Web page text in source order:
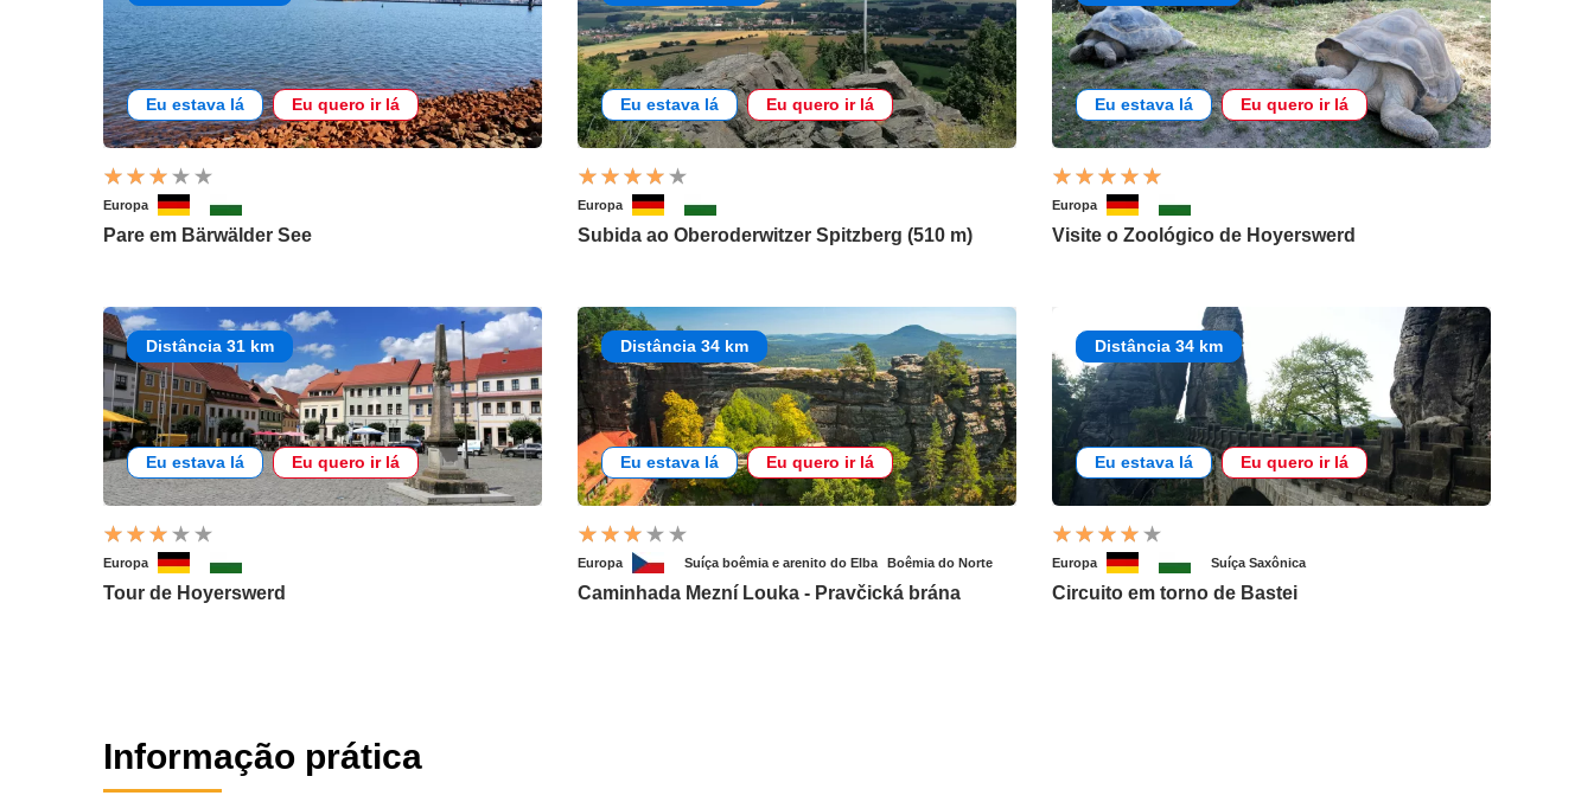
Eu estava lá Eu quero ir lá
Europa
Pare em Bärwälder See
Eu estava lá Eu quero ir lá
Europa
Subida ao Oberoderwitzer Spitzberg (510 m)
Eu estava lá Eu quero ir lá
Europa
Visite o Zoológico de Hoyerswerd
Distância 31 km
Eu estava lá Eu quero ir lá
Europa
Tour de Hoyerswerd
Distância 34 km
Eu estava lá Eu quero ir lá
Europa Suíça boêmia e arenito do Elba Boêmia do Norte
Caminhada Mezní Louka - Pravčická brána
Distância 34 km
Eu estava lá Eu quero ir lá
Europa Suíça Saxônica
Circuito em torno de Bastei
Informação prática